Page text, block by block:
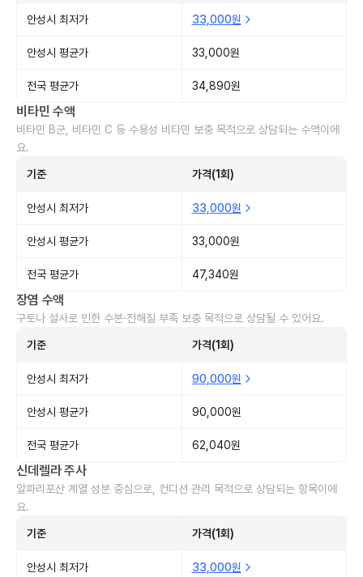
안성시 최저가 33,000원
안성시 평균가 33,000원
전국 평균가 34,890원
비타민 수액
비타민 B군, 비타민 C 등 수용성 비타민 보충 목적으로 상담되는 수액이에
요.
기준 가격(1회)
안성시 최저가 33,000원
안성시 평균가 33,000원
전국 평균가 47,340원
장염 수액
구토나 설사로 인한 수분·전해질 부족 보충 목적으로 상담될 수 있어요.
기준 가격(1회)
안성시 최저가 90,000원
안성시 평균가 90,000원
전국 평균가 62,040원
신데렐라 주사
알파리포산 계열 성분 중심으로, 컨디션 관리 목적으로 상담되는 항목이에
요.
기준 가격(1회)
안성시 최저가 33,000원